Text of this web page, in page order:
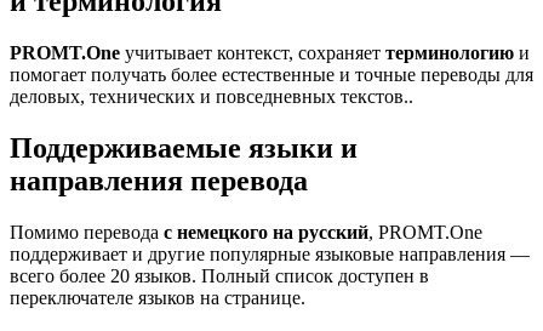
PROMT.One учитывает контекст, сохраняет терминологию и
помогает получать более естественные и точные переводы для
деловых, технических и повседневных текстов..
Поддерживаемые языки и
направления перевода
Помимо перевода с немецкого на русский, PROMT.One
поддерживает и другие популярные языковые направления —
всего более 20 языков. Полный список доступен в
переключателе языков на странице.